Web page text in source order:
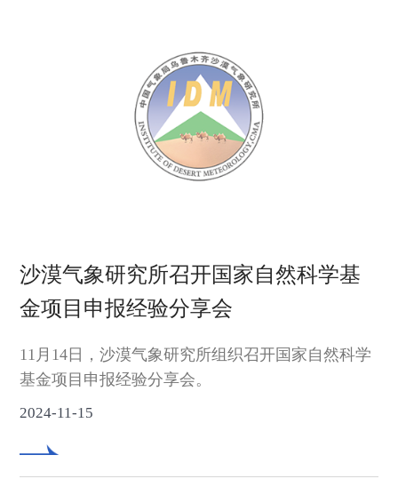
沙漠气象研究所召开国家自然科学基
金项目申报经验分享会
11月14日，沙漠气象研究所组织召开国家自然科学
基金项目申报经验分享会。
2024-11-15